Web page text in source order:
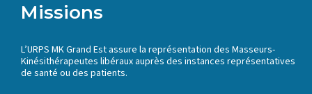
Missions
L’URPS MK Grand Est assure la représentation des Masseurs-
Kinésithérapeutes libéraux auprès des instances représentatives
de santé ou des patients.